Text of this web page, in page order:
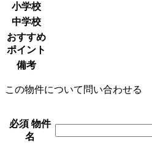
小学校
中学校
おすすめ
ポイント
備考
この物件について問い合わせる
必須物件
名